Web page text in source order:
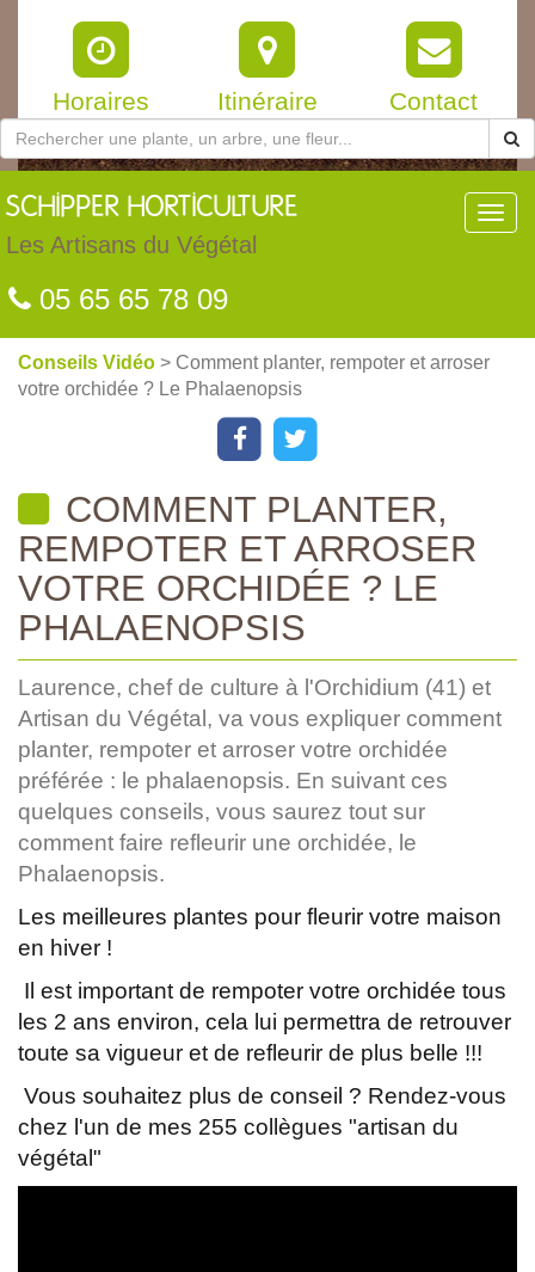
Horaires Itinéraire Contact
SCHIPPER HORTICULTURE
Les Artisans du Végétal
05 65 65 78 09
Conseils Vidéo > Comment planter, rempoter et arroser
votre orchidée ? Le Phalaenopsis
COMMENT PLANTER,
REMPOTER ET ARROSER
VOTRE ORCHIDÉE ? LE
PHALAENOPSIS
Laurence, chef de culture à l'Orchidium (41) et
Artisan du Végétal, va vous expliquer comment
planter, rempoter et arroser votre orchidée
préférée : le phalaenopsis. En suivant ces
quelques conseils, vous saurez tout sur
comment faire refleurir une orchidée, le
Phalaenopsis.
Les meilleures plantes pour fleurir votre maison
en hiver !
Il est important de rempoter votre orchidée tous
les 2 ans environ, cela lui permettra de retrouver
toute sa vigueur et de refleurir de plus belle !!!
Vous souhaitez plus de conseil ? Rendez-vous
chez l'un de mes 255 collègues "artisan du
végétal"